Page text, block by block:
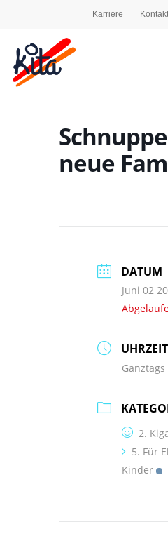
Karriere Kontakt
neue
DATUM
Juni 02
UHRZEIT
Ganztags
2.
5. Für
Kinder